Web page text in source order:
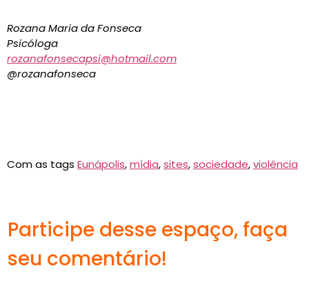
Rozana Maria da Fonseca
Psicóloga
rozanafonsecapsi@hotmail.com
@rozanafonseca
Com as tags Eunápolis,mídia,sites,sociedade,violência
Participe desse espaço, faça
seu comentário!